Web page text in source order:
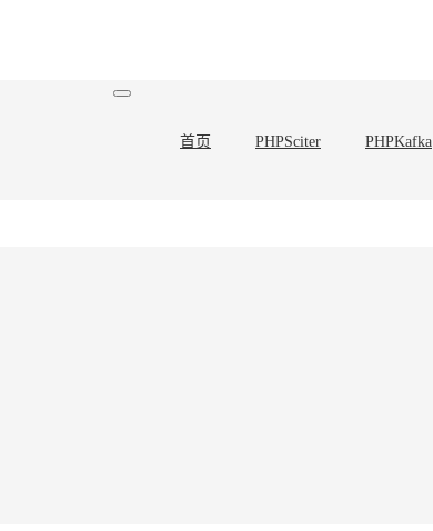
首页 PHPSciter PHPKafka